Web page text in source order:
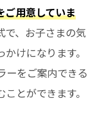
ご用意していま
で、お子さまの気
けになります。
ーをご案内できる
とができます。